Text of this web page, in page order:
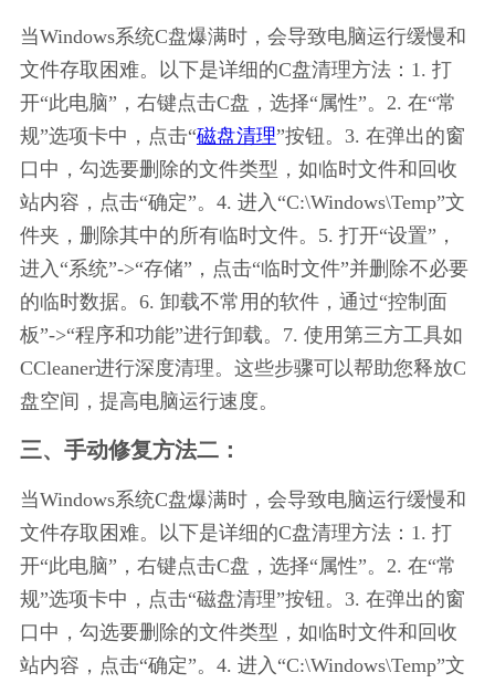
当Windows系统C盘爆满时，会导致电脑运行缓慢和
文件存取困难。以下是详细的C盘清理方法：1. 打
开“此电脑”，右键点击C盘，选择“属性”。2. 在“常
规”选项卡中，点击“磁盘清理”按钮。3. 在弹出的窗
口中，勾选要删除的文件类型，如临时文件和回收
站内容，点击“确定”。4. 进入“C:\Windows\Temp”文
件夹，删除其中的所有临时文件。5. 打开“设置”，
进入“系统”->“存储”，点击“临时文件”并删除不必要
的临时数据。6. 卸载不常用的软件，通过“控制面
板”->“程序和功能”进行卸载。7. 使用第三方工具如
CCleaner进行深度清理。这些步骤可以帮助您释放C
盘空间，提高电脑运行速度。
三、手动修复方法二：
当Windows系统C盘爆满时，会导致电脑运行缓慢和
文件存取困难。以下是详细的C盘清理方法：1. 打
开“此电脑”，右键点击C盘，选择“属性”。2. 在“常
规”选项卡中，点击“磁盘清理”按钮。3. 在弹出的窗
口中，勾选要删除的文件类型，如临时文件和回收
站内容，点击“确定”。4. 进入“C:\Windows\Temp”文